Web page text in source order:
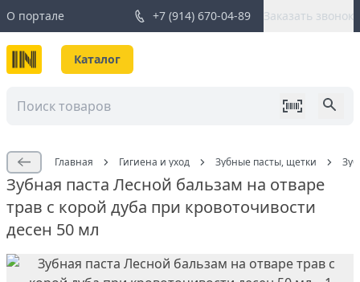
О портале +7 (914) 670-04-89 Заказать звонок
Каталог
Главная Гигиена и уход Зубные пасты, щетки
Зубная паста Лесной бальзам на отваре
трав с корой дуба при кровоточивости
десен 50 мл